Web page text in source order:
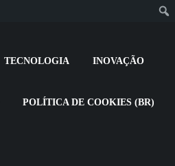
TECNOLOGIA INOVAÇÃO
POLÍTICA DE COOKIES (BR)